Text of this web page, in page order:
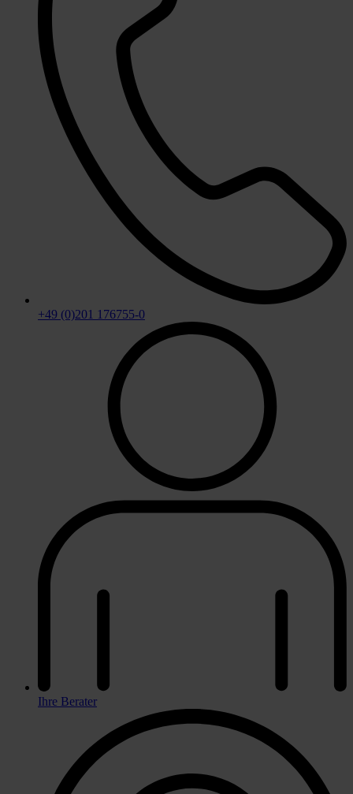
+49 (0)201 176755-0
Ihre Berater